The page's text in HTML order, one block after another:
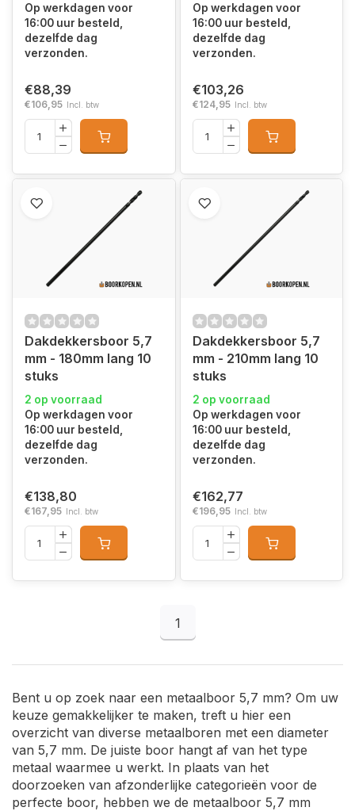
Op werkdagen voor
16:00 uur besteld,
dezelfde dag
verzonden.
€88,39
€106,95 Incl. btw
Op werkdagen voor
16:00 uur besteld,
dezelfde dag
verzonden.
€103,26
€124,95 Incl. btw
Dakdekkersboor 5,7
mm - 180mm lang 10
stuks
2 op voorraad
Op werkdagen voor
16:00 uur besteld,
dezelfde dag
verzonden.
€138,80
€167,95 Incl. btw
Dakdekkersboor 5,7
mm - 210mm lang 10
stuks
2 op voorraad
Op werkdagen voor
16:00 uur besteld,
dezelfde dag
verzonden.
€162,77
€196,95 Incl. btw
1
Bent u op zoek naar een metaalboor 5,7 mm? Om uw
keuze gemakkelijker te maken, treft u hier een
overzicht van diverse metaalboren met een diameter
van 5,7 mm. De juiste boor hangt af van het type
metaal waarmee u werkt. In plaats van het
doorzoeken van afzonderlijke categorieën voor de
perfecte boor, hebben we de metaalboor 5,7 mm